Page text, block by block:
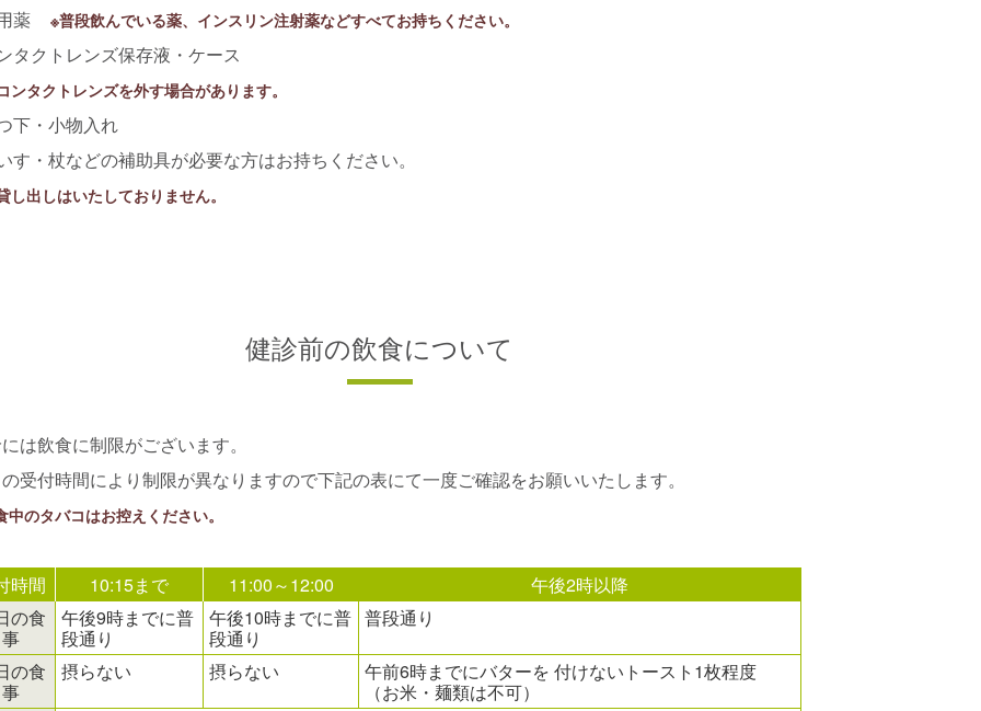
薬
※普段飲んでいる薬、インスリン注射薬などすべてお持ちください。
タクトレンズ保存液・ケース
ンタクトレンズを外す場合があります。
下・小物入れ
す・杖などの補助具が必要な方はお持ちください。
し出しはいたしておりません。
健診前の飲食について
は飲食に制限がございます。
受付時間により制限が異なりますので下記の表にて一度ご確認をお願いいたします。
中のタバコはお控えください。
時間 10:15まで 11:00～12:00
午後2時以降
の食
事
午後9時までに普
段通り
午後10時までに普
段通り
普段通り
の食
事
摂らない 摂らない
午前6時までにバターを 付けないトースト1枚程度
（お米・麺類は不可）